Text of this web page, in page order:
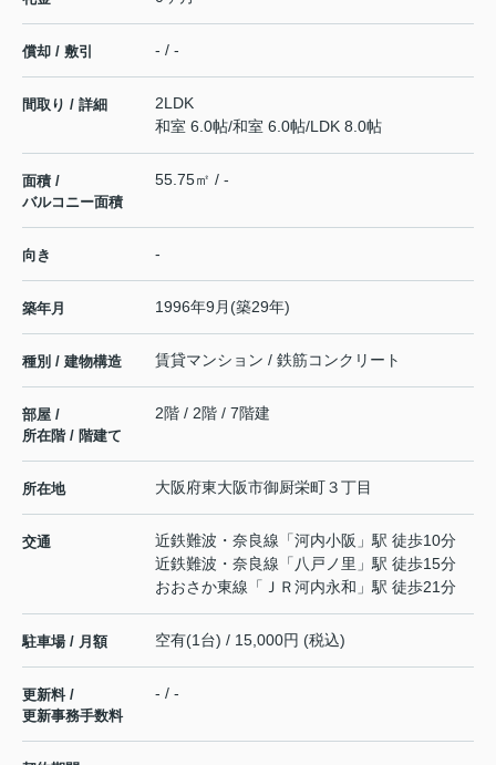
償却 / 敷引 - / -
間取り / 詳細
2LDK
和室 6.0帖/和室 6.0帖/LDK 8.0帖
面積 /
バルコニー面積
55.75㎡ / -
向き -
築年月 1996年9月(築29年)
種別 / 建物構造 賃貸マンション / 鉄筋コンクリート
部屋 /
所在階 / 階建て
2階 / 2階 / 7階建
所在地 大阪府東大阪市御厨栄町３丁目
交通 近鉄難波・奈良線 「河内小阪 」駅 徒歩10分
近鉄難波・奈良線 「 八戸ノ里 」駅 徒歩15分
おおさか東線 「 ＪＲ河内永和 」駅 徒歩21分
駐車場 / 月額 空有(1台) / 15,000円 (税込)
更新料 /
更新事務手数料
- / -